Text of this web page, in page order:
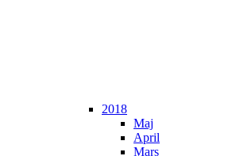
2018
Maj
April
Mars